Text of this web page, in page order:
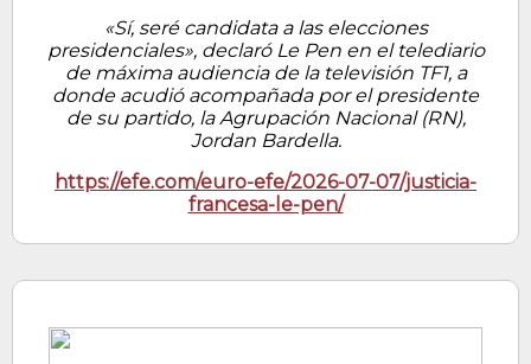
«Sí, seré candidata a las elecciones
presidenciales», declaró Le Pen en el telediario
de máxima audiencia de la televisión TF1, a
donde acudió acompañada por el presidente
de su partido, la Agrupación Nacional (RN),
Jordan Bardella.
https://efe.com/euro-efe/2026-07-07/justicia-
francesa-le-pen/